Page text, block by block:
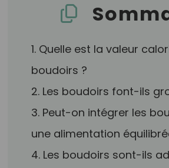
1. Quelle est la valeur
boudoirs ?
2. Les boudoirs font-ils
3. Peut-on intégrer les
une alimentation
4. Les boudoirs sont-ils